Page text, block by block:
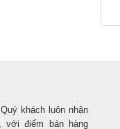
khách luôn nhận
với điểm bán hàng